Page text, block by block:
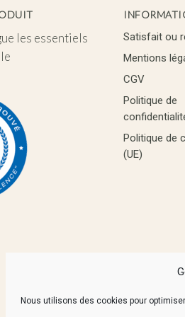
Nous utilisons des cookies pour
les essentiels
Satisfait ou
Mentions
CGV
Politique de
Politique de
(UE)